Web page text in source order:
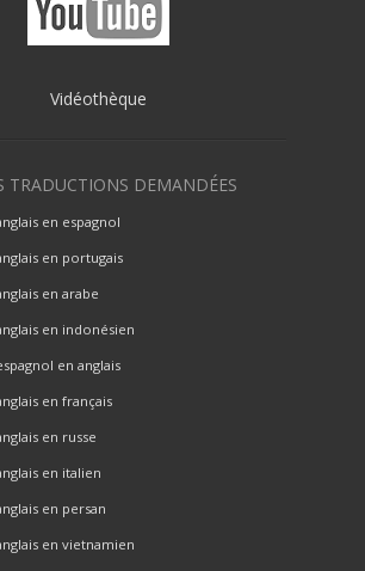
Vidéothèque
TRADUCTIONS DEMANDÉES
en espagnol
en portugais
en arabe
en indonésien
en anglais
en français
en russe
en italien
en persan
en vietnamien